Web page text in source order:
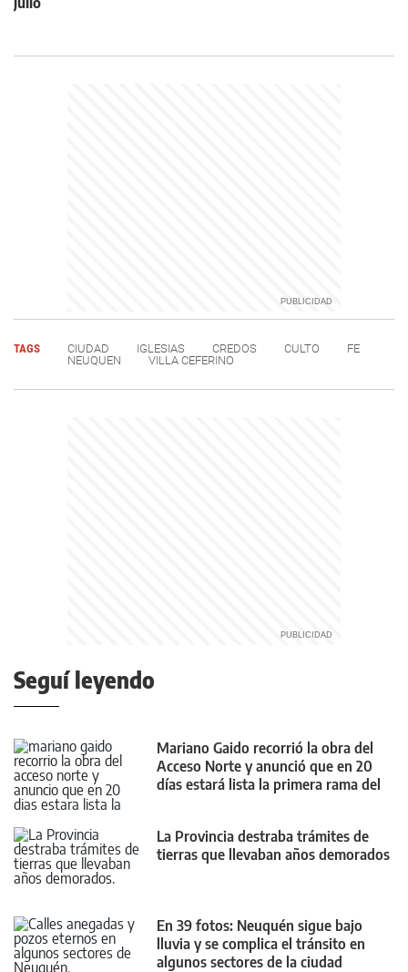
TAGS CIUDAD IGLESIAS CREDOS CULTO
FE
NEUQUEN
VILLA CEFERINO
Seguí leyendo
Mariano Gaido recorrió la obra del
Acceso Norte y anunció que en 20
días estará lista la primera rama del
La Provincia destraba trámites de
tierras que llevaban años demorados
En 39 fotos: Neuquén sigue bajo
lluvia y se complica el tránsito en
algunos sectores de la ciudad